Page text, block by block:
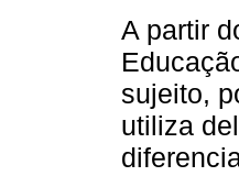
A partir
sujeito,
utiliza